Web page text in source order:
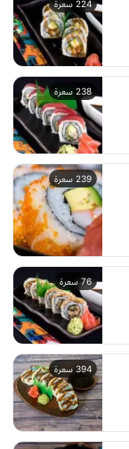
224 سعرة
238 سعرة
239 سعرة
76 سعرة
394 سعرة